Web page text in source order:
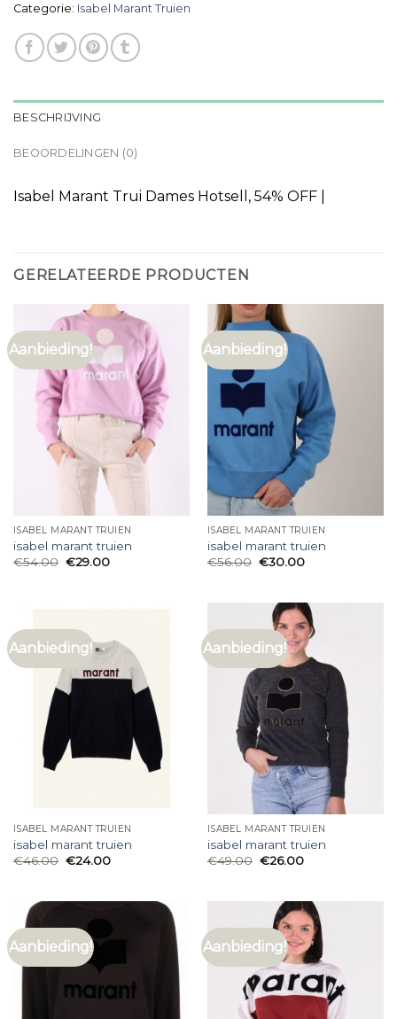
Categorie: Isabel Marant Truien
BESCHRIJVING
BEOORDELINGEN (0)
Isabel Marant Trui Dames Hotsell, 54% OFF |
GERELATEERDE PRODUCTEN
Aanbieding!
ISABEL MARANT TRUIEN
isabel marant truien
€54.00 €29.00
Aanbieding!
ISABEL MARANT TRUIEN
isabel marant truien
€56.00 €30.00
Aanbieding!
ISABEL MARANT TRUIEN
isabel marant truien
€46.00 €24.00
Aanbieding!
ISABEL MARANT TRUIEN
isabel marant truien
€49.00 €26.00
Aanbieding! Aanbieding!